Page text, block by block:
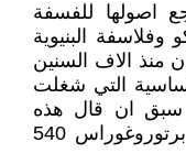
اصولها للفسفة
وفلاسفة البنيوية
منذ الاف السنين
التي شغلت
سبق ان قال هذه
الحقيقة انضج مما جاءت به البنيوية برتوروغوراس 540